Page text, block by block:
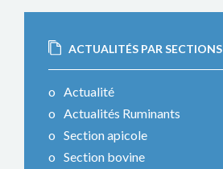
ACTUALITÉS PAR SECTIONS
Actualité
Actualités Ruminants
Section apicole
Section bovine